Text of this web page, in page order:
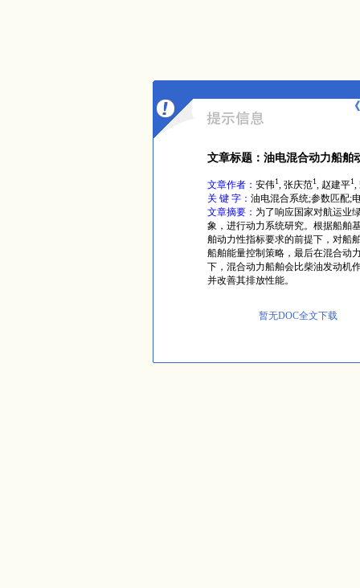
文章标题：油电混合动力船舶
文章作者： 安伟1, 张庆范1, 赵建平1,
关 键 字： 油电混合系统;参数匹配;
文章摘要： 为了响应国家对航运业
象，进行动力系统研究。根据船舶
舶动力性指标要求的前提下，对船
船舶能量控制策略，最后在混合动
下，混合动力船舶会比柴油发动机
并改善其排放性能。
暂无DOC全文下载